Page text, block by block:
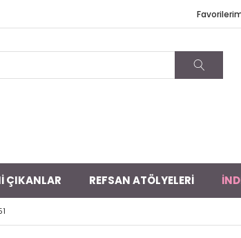
ÇIKANLAR REFSAN ATÖLYELERİ